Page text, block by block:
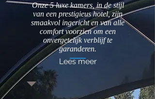
Onze 5 luxe kamers, in de stijl
van een prestigieus hotel, zijn
smaakvol ingericht en van alle
comfort voorzien om een
onvergetelijk verblijf te
garanderen.
Lees meer